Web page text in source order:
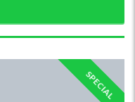
SPECIAL